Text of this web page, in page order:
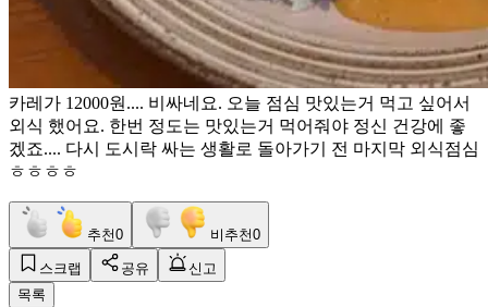
카레가 12000원.... 비싸네요. 오늘 점심 맛있는거 먹고 싶어서
외식 했어요. 한번 정도는 맛있는거 먹어줘야 정신 건강에 좋
겠죠.... 다시 도시락 싸는 생활로 돌아가기 전 마지막 외식점심
ㅎㅎㅎㅎ
추천0 비추천0
스크랩 공유
신고
목록